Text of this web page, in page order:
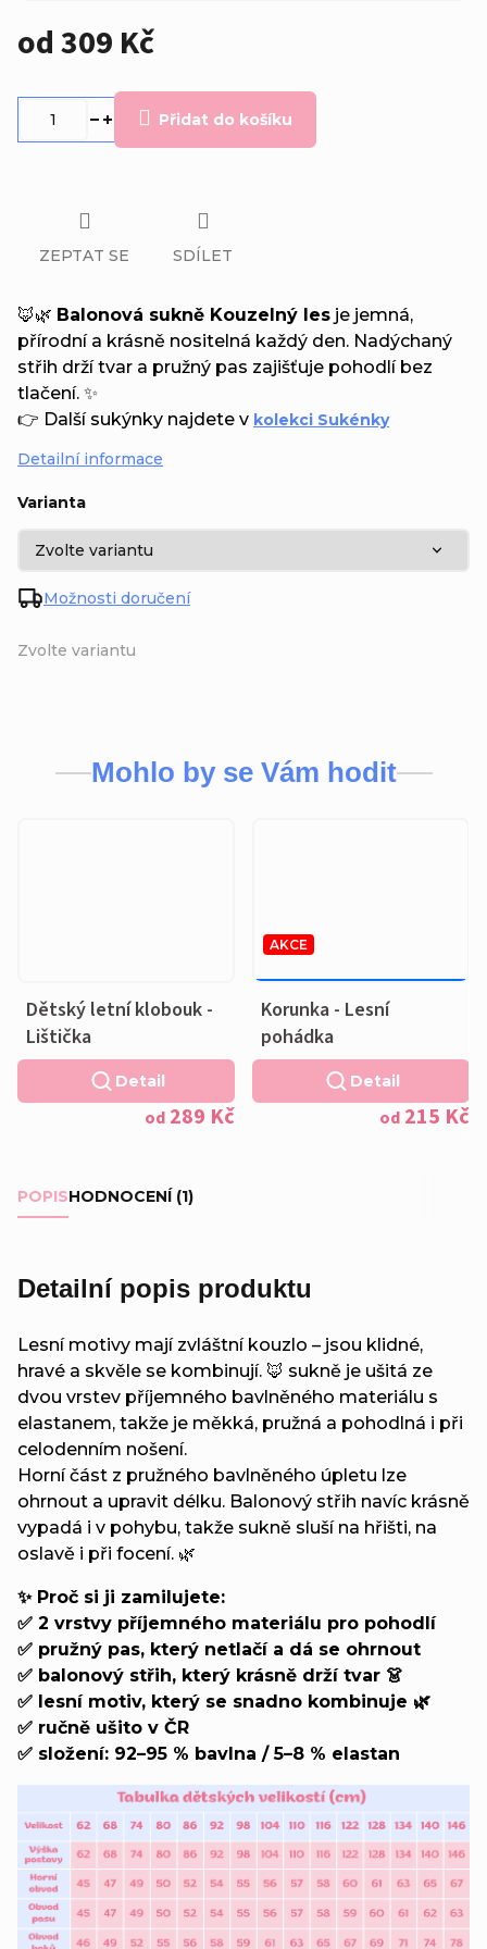
od309 Kč
Zvolte variantu
Varianta
Možnosti doručení
Přidat do košíku
🦊🌿 Balonová sukně Kouzelný les je jemná,
přírodní a krásně nositelná každý den. Nadýchaný
střih drží tvar a pružný pas zajišťuje pohodlí bez
tlačení. ✨
👉 Další sukýnky najdete v kolekci Sukénky
Detailní informace
ZEPTAT SE SDÍLET
Mohlo by se Vám hodit
Dětský letní klobouk -
Lištička
od 289 Kč
Detail
AKCE
Korunka - Lesní
pohádka
od 215 Kč
Detail
POPISHODNOCENÍ (1)
Detailní popis produktu
Lesní motivy mají zvláštní kouzlo – jsou klidné,
hravé a skvěle se kombinují. 🦊 sukně je ušitá ze
dvou vrstev příjemného bavlněného materiálu s
elastanem, takže je měkká, pružná a pohodlná i při
celodenním nošení.
Horní část z pružného bavlněného úpletu lze
ohrnout a upravit délku. Balonový střih navíc krásně
vypadá i v pohybu, takže sukně sluší na hřišti, na
oslavě i při focení. 🌿
✨ Proč si ji zamilujete:
✅ 2 vrstvy příjemného materiálu pro pohodlí
✅ pružný pas, který netlačí a dá se ohrnout
✅ balonový střih, který krásně drží tvar 👗
✅ lesní motiv, který se snadno kombinuje 🌿
✅ ručně ušito v ČR
✅ složení: 92–95 % bavlna / 5–8 % elastan